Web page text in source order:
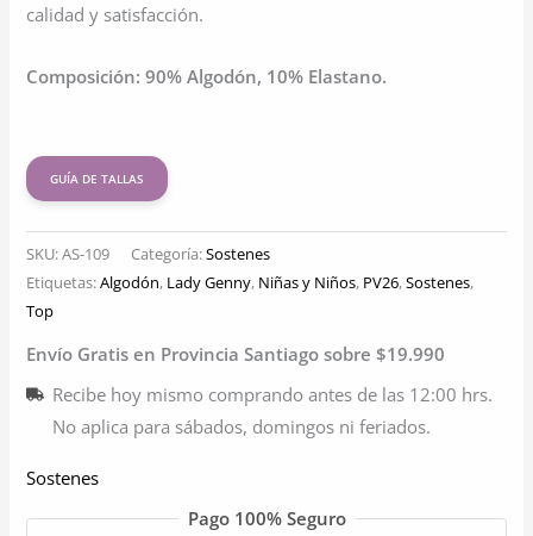
calidad y satisfacción.
Composición: 90% Algodón, 10% Elastano.
GUÍA DE TALLAS
SKU:AS-109 Categoría:Sostenes
Etiquetas:Algodón, Lady Genny, Niñas y Niños, PV26,Sostenes,
Top
Envío Gratis en Provincia Santiago sobre $19.990
Recibe hoy mismo comprando antes de las 12:00 hrs.
No aplica para sábados, domingos ni feriados.
Sostenes
Pago 100% Seguro